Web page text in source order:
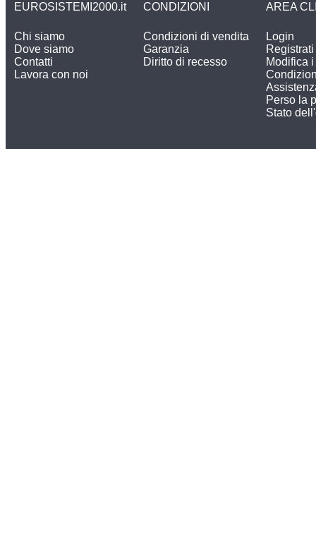
EUROSISTEMI2000.it
Chi siamo
Dove siamo
Contatti
Lavora con noi
CONDIZIONI
Condizioni di vendita
Garanzia
Diritto di recesso
AREA
Login
Registrati
Modifica
Perso la
Stato